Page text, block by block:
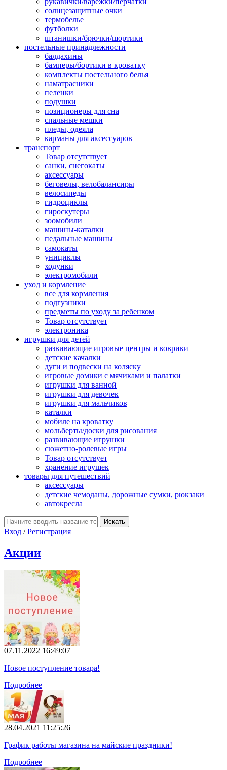
солнцезащитные очки
термобелье
футболки
штанишки/брючки/шортики
постельные принадлежности
балдахины
бамперы/бортики в кроватку
комплекты постельного белья
наматрасники
пеленки
подушки
позиционеры для сна
спальные мешки
пледы, одеяла
карманы для аксеcсуаров
транспорт
Товар отсутствует
санки, снегокаты
аксессуары
беговелы, велобалансиры
велосипеды
гидроциклы
гироскутеры
зоомобили
машины-каталки
педальные машины
самокаты
унициклы
ходунки
электромобили
уход и кормление
все для кормления
подгузники
предметы по уходу за ребенком
Товар отсутствует
электроника
игрушки для детей
развивающие игровые центры и коврики
детские качалки
дуги и подвески на коляску
игровые домики с мячиками и палатки
игрушки для ванной
игрушки для девочек
игрушки для мальчиков
каталки
мобиле на кроватку
мольберты/доски для рисования
развивающие игрушки
сюжетно-ролевые игры
Товар отсутствует
хранение игрушек
товары для путешествий
аксессуары
детские чемоданы, дорожные сумки, рюкзаки
автокресла
Вход /Регистрация
Акции
07.11.2022 16:49:07
Новое поступление товара!
Подробнее
28.04.2021 11:25:26
График работы магазина на майские праздники!
Подробнее